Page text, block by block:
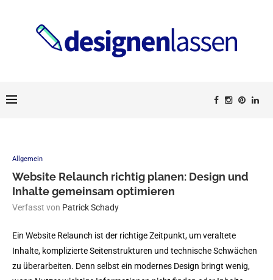
Allgemein
Website Relaunch richtig planen: Design und
Inhalte gemeinsam optimieren
Verfasst von Patrick Schady
Ein Website Relaunch ist der richtige Zeitpunkt, um veraltete
Inhalte, komplizierte Seitenstrukturen und technische Schwächen
zu überarbeiten. Denn selbst ein modernes Design bringt wenig,